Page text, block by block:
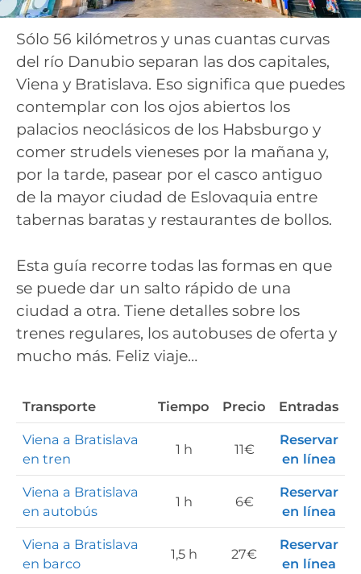
Sólo 56 kilómetros y unas cuantas curvas
del río Danubio separan las dos capitales,
Viena y Bratislava. Eso significa que puedes
contemplar con los ojos abiertos los
palacios neoclásicos de los Habsburgo y
comer strudels vieneses por la mañana y,
por la tarde, pasear por el casco antiguo
de la mayor ciudad de Eslovaquia entre
tabernas baratas y restaurantes de bollos.
Esta guía recorre todas las formas en que
se puede dar un salto rápido de una
ciudad a otra. Tiene detalles sobre los
trenes regulares, los autobuses de oferta y
mucho más. Feliz viaje…
Transporte Tiempo Precio Entradas
Viena a Bratislava
en tren
1 h 11€
Reservar
en línea
Viena a Bratislava
en autobús
1 h 6€
Reservar
en línea
Viena a Bratislava
en barco
1,5 h 27€
Reservar
en línea